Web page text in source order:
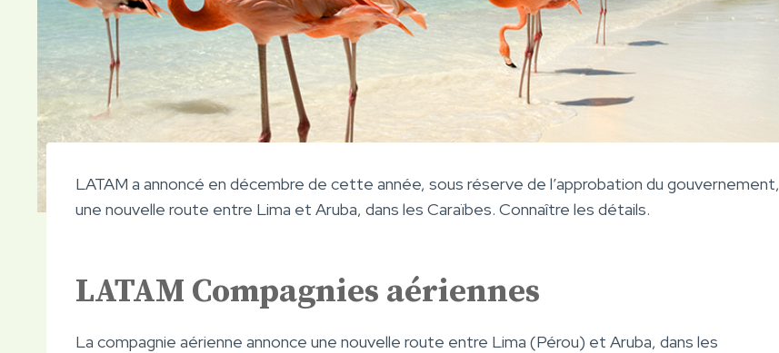
LATAM a annoncé en décembre de cette année, sous réserve de l’approbation du gouvernement,
une nouvelle route entre Lima et Aruba, dans les Caraïbes. Connaître les détails.
LATAM Compagnies aériennes
La compagnie aérienne annonce une nouvelle route entre Lima (Pérou) et Aruba, dans les